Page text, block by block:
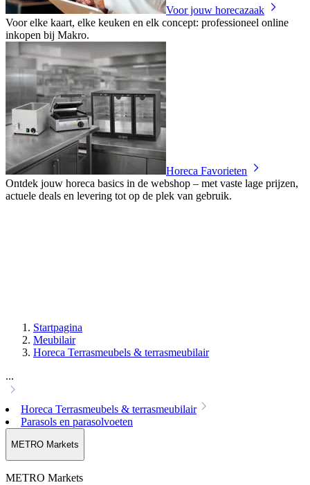
Voor jouw horecazaak
Voor elke kaart, elke keuken en elk concept: professioneel online
inkopen bij Makro.
Horeca Favorieten
Ontdek jouw horeca basics in de webshop – met vaste lage prijzen,
actuele deals en levering tot op de plek van gebruik.
Startpagina
Meubilair
Horeca Terrasmeubels & terrasmeubilair
...
Horeca Terrasmeubels & terrasmeubilair
Parasols en parasolvoeten
METRO Markets
METRO Markets